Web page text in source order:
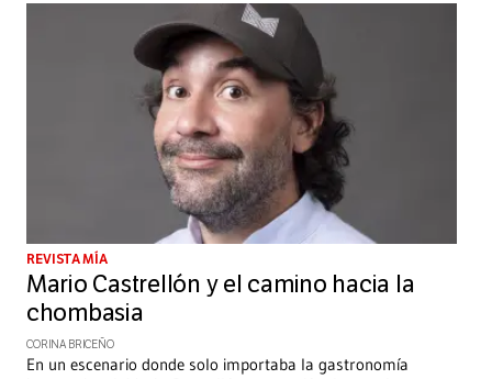
REVISTA MÍA
Mario Castrellón y el camino hacia la
chombasia
CORINA BRICEÑO
En un escenario donde solo importaba la gastronomía